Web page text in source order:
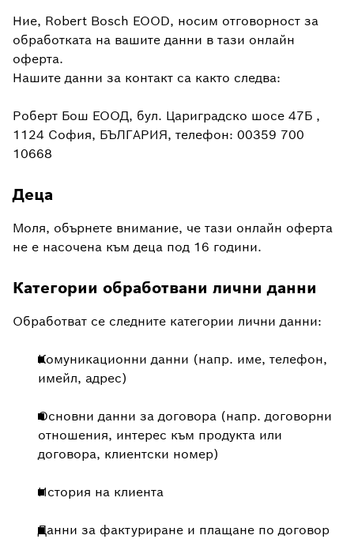
Ние, Robert Bosch EOOD, носим отговорност за
обработката на вашите данни в тази онлайн
оферта.
Нашите данни за контакт са както следва:
Роберт Бош ЕООД, бул. Цариградско шосе 47Б ,
1124 София, БЪЛГАРИЯ, телефон: 00359 700
10668
Деца
Моля, обърнете внимание, че тази онлайн оферта
не е насочена към деца под 16 години.
Категории обработвани лични данни
Обработват се следните категории лични данни:
Комуникационни данни (напр. име, телефон,
имейл, адрес)
Основни данни за договора (напр. договорни
отношения, интерес към продукта или
договора, клиентски номер)
История на клиента
Данни за фактуриране и плащане по договор